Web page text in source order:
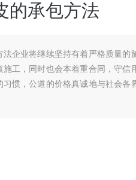
的承包方法
企业将继续坚持有着严格质量的
工，同时也会本着重合同，守信
惯，公道的价格真诚地与社会各